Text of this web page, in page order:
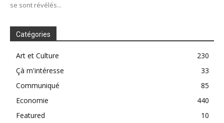
se sont révélés...
Catégories
Art et Culture
230
Çà m'intéresse
33
Communiqué
85
Economie
440
Featured
10